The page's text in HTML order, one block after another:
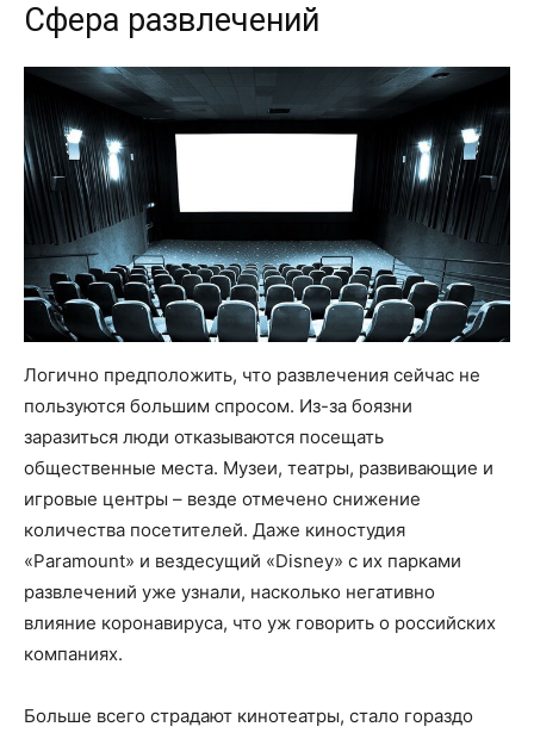
Сфера развлечений
Логично предположить, что развлечения сейчас не
пользуются большим спросом. Из-за боязни
заразиться люди отказываются посещать
общественные места. Музеи, театры, развивающие и
игровые центры – везде отмечено снижение
количества посетителей. Даже киностудия
«Paramount» и вездесущий «Disney» с их парками
развлечений уже узнали, насколько негативно
влияние коронавируса, что уж говорить о российских
компаниях.
Больше всего страдают кинотеатры, стало гораздо